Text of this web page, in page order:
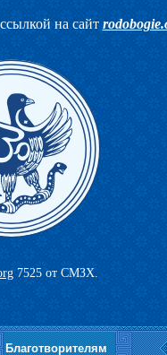
на сайт
7525 от СМЗХ.
Благотворителям